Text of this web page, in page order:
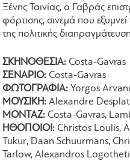
Ξένης Ταινίας, ο Γαβράς
φόρτισης, σινεμά που
της πολιτικής
ΣΚΗΝΟΘΕΣΙΑ: Costa-Gavras
ΣΕΝΑΡΙΟ: Costa-Gavras
ΦΩΤΟΓΡΑΦΙΑ: Yorgos
ΜΟΥΣΙΚΗ:Alexandre Desplat
ΜΟΝΤΑΖ: Costa-Gavras,
ΗΘΟΠΟΙΟΙ: Christos Loulis,
Tukur, Daan Schuurmans,
Tarlow, Alexandros